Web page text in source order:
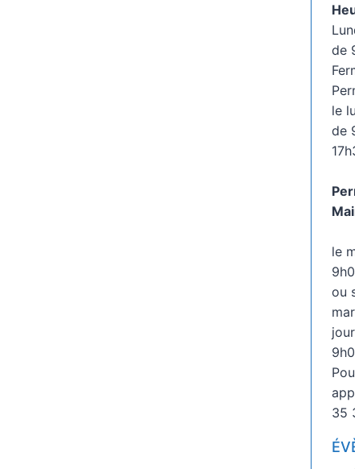
de
le
de
le
ou
35